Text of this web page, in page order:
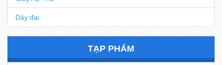
Dây đai
TẠP PHẨM